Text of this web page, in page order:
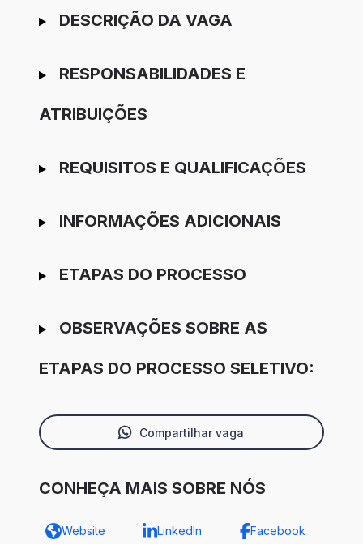
Ir para candidatura
DESCRIÇÃO DA VAGA
RESPONSABILIDADES E
ATRIBUIÇÕES
REQUISITOS E QUALIFICAÇÕES
INFORMAÇÕES ADICIONAIS
ETAPAS DO PROCESSO
OBSERVAÇÕES SOBRE AS
ETAPAS DO PROCESSO SELETIVO:
Compartilhar vaga
CONHEÇA MAIS SOBRE NÓS
Website LinkedIn Facebook